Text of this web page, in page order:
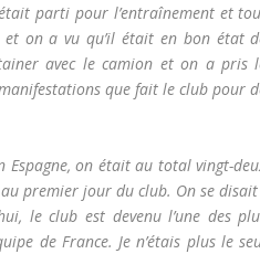
parti pour l’entraînement et
on a vu qu’il était en bon état
avec le camion et on a pris
que fait le club pour
Espagne, on était au total vingt-
premier jour du club. On se
le club est devenu l’une des
de France. Je n’étais plus le